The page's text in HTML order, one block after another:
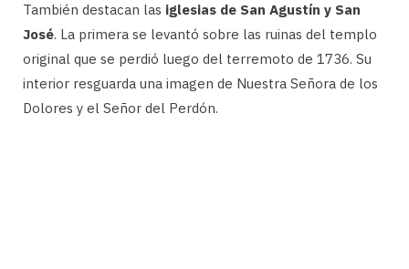
También destacan las iglesias de San Agustín y San
José. La primera se levantó sobre las ruinas del templo
original que se perdió luego del terremoto de 1736. Su
interior resguarda una imagen de Nuestra Señora de los
Dolores y el Señor del Perdón.